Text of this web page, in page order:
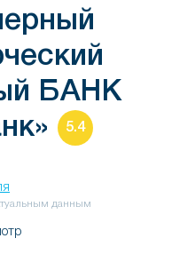
БАНК
5.4
данным